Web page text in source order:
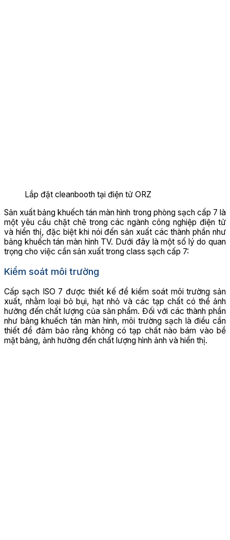
Lắp đặt cleanbooth tại điện tử ORZ
Sản xuất bảng khuếch tán màn hình trong phòng sạch cấp 7 là
một yêu cầu chặt chẽ trong các ngành công nghiệp điện tử
và hiển thị, đặc biệt khi nói đến sản xuất các thành phần như
bảng khuếch tán màn hình TV. Dưới đây là một số lý do quan
trọng cho việc cần sản xuất trong class sạch cấp 7:
Kiểm soát môi trường
Cấp sạch ISO 7 được thiết kế để kiểm soát môi trường sản
xuất, nhằm loại bỏ bụi, hạt nhỏ và các tạp chất có thể ảnh
hưởng đến chất lượng của sản phẩm. Đối với các thành phần
như bảng khuếch tán màn hình, môi trường sạch là điều cần
thiết để đảm bảo rằng không có tạp chất nào bám vào bề
mặt bảng, ảnh hưởng đến chất lượng hình ảnh và hiển thị.